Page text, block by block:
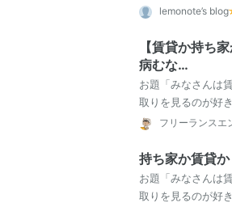
さんはどちらです
lemonote’s blog
【賃貸か持ち
病むな…
お題「みなさんは
取りを見るのが好
さんはどちらです
フリーランスエ
持ち家か賃貸か
お題「みなさんは
取りを見るのが好